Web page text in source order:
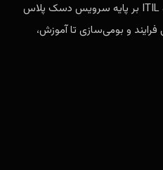
مدانت مجری پیاده‌سازی ITSM و ITIL بر پایه سرویس دسک پلاس
و بومی‌سازی تا آموزش،